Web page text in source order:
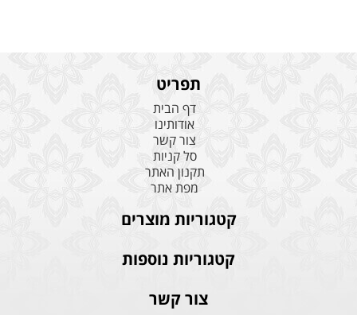
תפריט
דף הבית
אודותינו
צור קשר
סל קניות
תקנון האתר
מפת אתר
קטגוריות מוצרים
קטגוריות נוספות
צור קשר